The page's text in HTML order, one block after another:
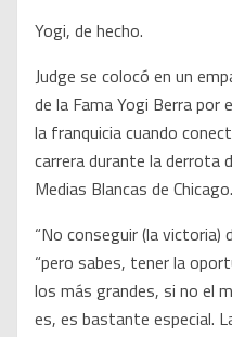
Yogi, de hecho.
Judge se colocó en un
de la Fama Yogi Berra por
la franquicia cuando
carrera durante la derrota
Medias Blancas de Chicago.
“No conseguir (la victoria)
“pero sabes, tener la
los más grandes, si no el
es, es bastante especial.